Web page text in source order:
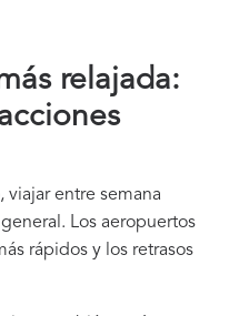
relajada:
entre semana
Los aeropuertos
rápidos y los retrasos